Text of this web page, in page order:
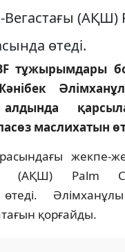
Вегастағы (АҚШ)
өтеді.
тұжырымдары
алдында
маслихатын
жекпе-
(АҚШ) Palm
қорғайды.